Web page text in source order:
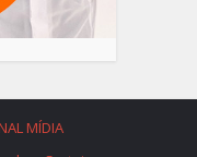
MÍDIA